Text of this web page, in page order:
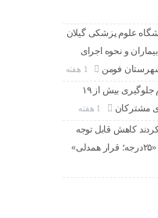
علوم پزشکی گیلان
و نحوه اجرای
فومن
با استفاده از تعمیرات خط گرم جلوگیری بیش از ۱۹
مشتركان
كاهش قابل توجه